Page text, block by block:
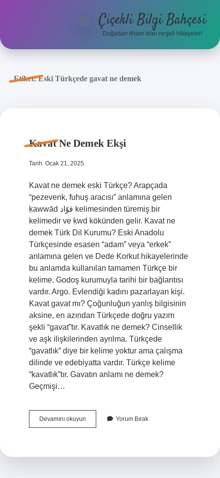
Anasayfa
menüyüÇiçekli Bilgi Bahçesi
Doğadan ilham alan neşeli hikayeler!
Etiket:Eski Türkçede gavat ne demek
Kavat Ne Demek Ekşi
Tarih: Ocak 21, 2025
Kavat ne demek eski Türkçe? Arapçada
“pezevenk, fuhuş aracısı” anlamına gelen
ḳawwād قوّاد kelimesinden türemiş bir
kelimedir ve ḳwd kökünden gelir. Kavat ne
demek Türk Dil Kurumu? Eski Anadolu
Türkçesinde esasen “adam” veya “erkek”
anlamına gelen ve Dede Korkut hikayelerinde
bu anlamda kullanılan tamamen Türkçe bir
kelime. Godoş kurumuyla tarihi bir bağlantısı
vardır. Argo. Evlendiği kadını pazarlayan kişi.
Kavat gavat mı? Çoğunluğun yanlış bilgisinin
aksine, en azından Türkçede doğru yazım
şekli “gavat”tır. Kavatlık ne demek? Cinsellik
ve aşk ilişkilerinden ayrılma. Türkçede
“gavatlık” diye bir kelime yoktur ama çalışma
dilinde ve edebiyatta vardır. Türkçe kelime
“kavatlık”tır. Gavatın anlamı ne demek?
Geçmişi…
Devamını okuyunKavat
Ne
Yorum Bırak